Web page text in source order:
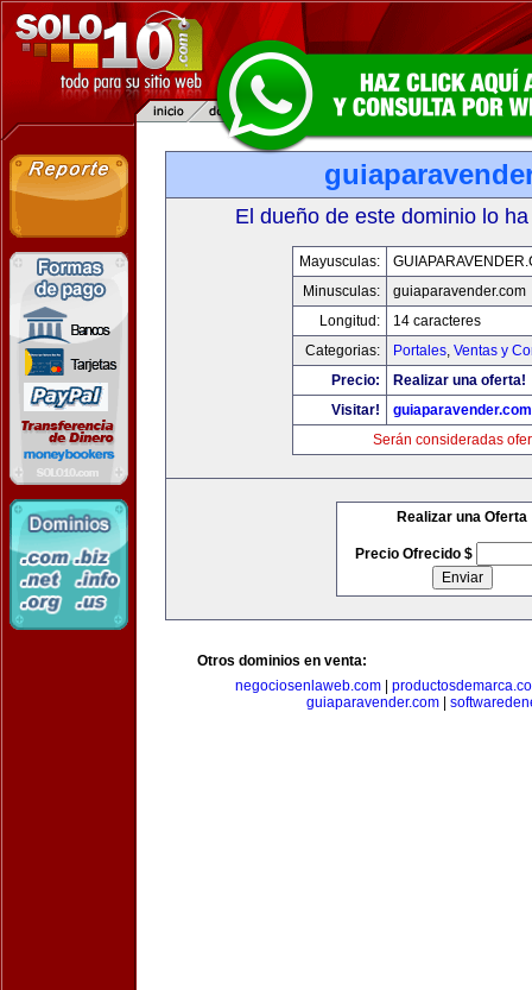
El dueño de este dominio lo
Mayusculas:
Minusculas:
guiaparavender.com
Longitud:
14 caracteres
Categorias:
Portales, Ventas y
Precio:
Realizar una oferta!
Visitar!
guiaparavender.com
Serán consideradas
Realizar una Oferta
Precio Ofrecido $
Otros dominios en venta:
negociosenlaweb.com
guiaparavender.com|